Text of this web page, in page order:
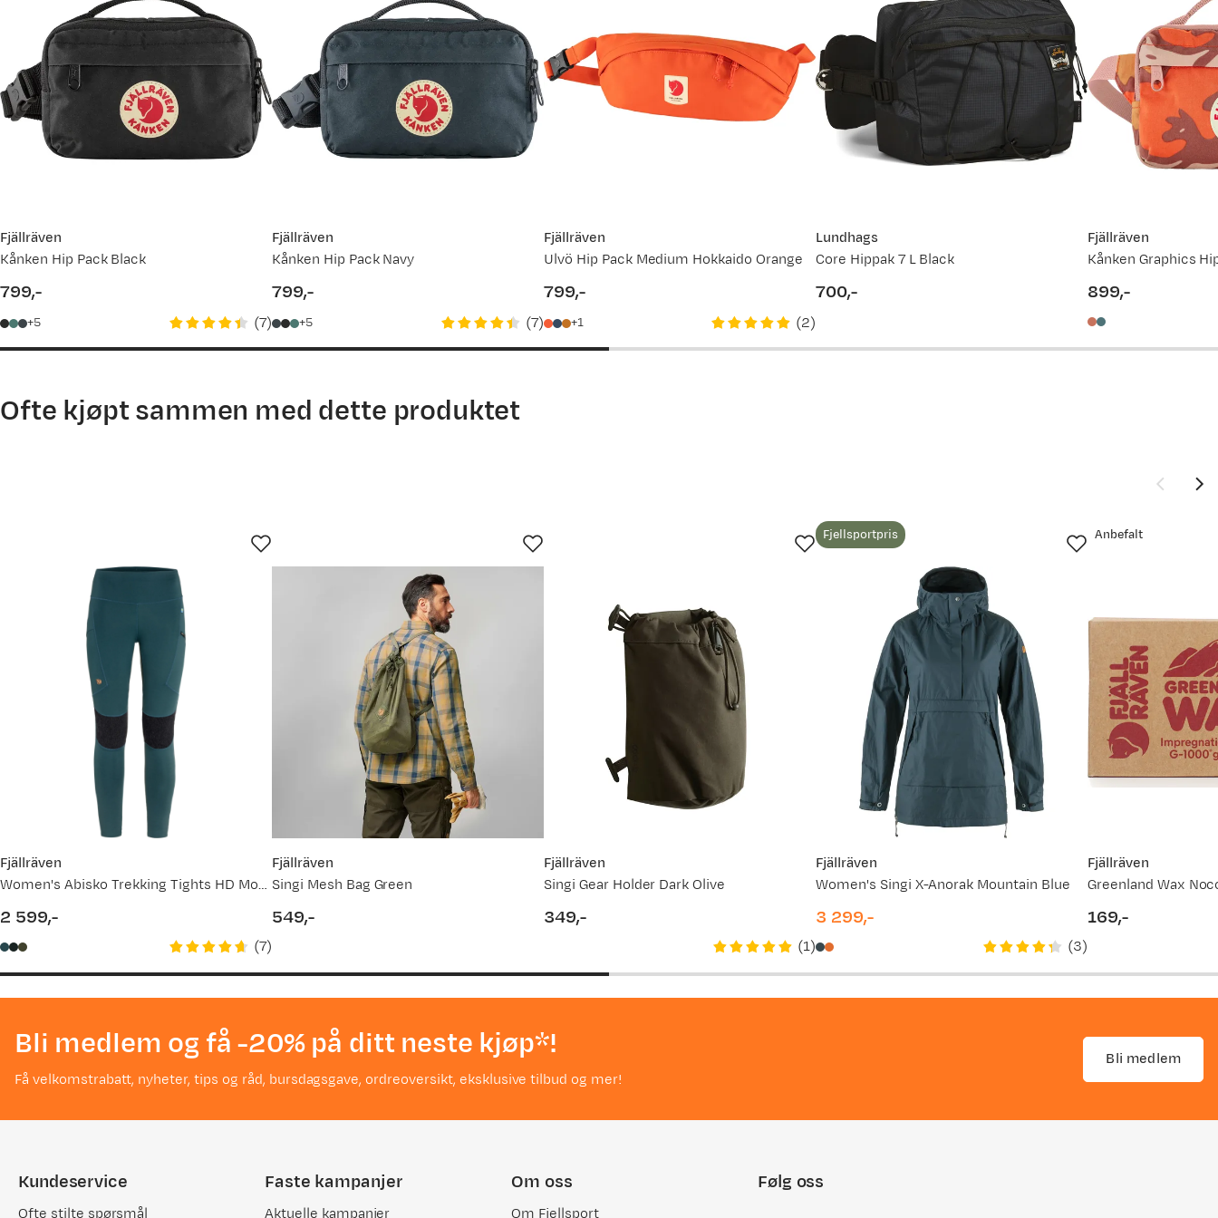
Ny pris
11.03.2026
07.08.2025 2 099,-
Fjällräven
Kånken Hip Pack Black
799,-
5 (7)
Fjällräven
Kånken Hip Pack Navy
799,-
5 (7)
Fjällräven
Ulvö Hip Pack Medium Hokkaido Orange
799,-
1 (2)
Lundhags
Core Hippak 7 L Black
700,-
Fjällräven
899,-
Ofte kjøpt sammen med dette produktet
Fjällräven
Women's Abisko Trekking Tights HD Mountain Blue
2 599,-
(7)
Fjällräven
Singi Mesh Bag Green
549,-
Fjällräven
Singi Gear Holder Dark Olive
349,-
(1)
Fjällräven
Women's Singi X-Anorak Mountain Blue
Fjellsportpris
3 299,-
(3)
Fjällräven
Greenland Wax
Anbefalt
169,-
Bli medlem og få -20% på ditt neste kjøp*!
Få velkomstrabatt, nyheter, tips og råd, bursdagsgave, ordreoversikt, eksklusive tilbud og mer!
Bli medlem
Kundeservice
Ofte stilte spørsmål
Faste kampanjer
Aktuelle kampanjer
Om oss
Om Fjellsport
Følg oss